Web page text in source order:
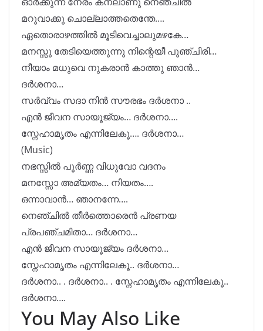
മറുവാക്കു ചൊല്ലാത്തതെന്തേ….
ഏതൊരാഴത്തിൽ മൂടിവെച്ചാലുമഴകേ…
മനസ്സു തേടിയെത്തുന്നു നിന്റെയീ പുഞ്ചിരി…
നീയാം മധുവെ നുകരാൻ കാത്തു ഞാൻ…
ദർശനാ…
സർവ്വം സദാ നിൻ സൗരഭം ദർശനാ ..
എൻ ജീവന സായൂജ്യം… ദർശനാ….
സ്നേഹാമൃതം എന്നിലേകൂ…. ദർശനാ…
(Music)
നഭസ്സിൽ പൂർണ്ണ വിധുവോ വദനം
മനസ്സോ അമ്യതം… നിയതം….
ഒന്നാവാൻ… ഞാനന്നേ….
നെഞ്ചിൽ തീർത്തൊരെൻ പ്രണയ
പ്രപഞ്ചമിതാ… ദർശനാ…
എൻ ജീവന സായൂജ്യം ദർശനാ…
സ്നേഹാമൃതം എന്നിലേകൂ.. ദർശനാ…
ദർശനാ.. . ദർശനാ.. . സ്നേഹാമൃതം എന്നിലേകൂ..
ദർശനാ….
You May Also Like